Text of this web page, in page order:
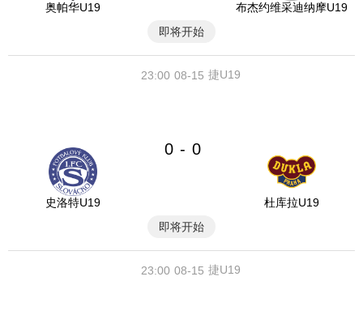
奥帕华U19
布杰约维采迪纳摩U19
即将开始
08-15
23:00 捷U19
史洛特U19
0 - 0
杜库拉U19
即将开始
08-15
23:00 捷U19